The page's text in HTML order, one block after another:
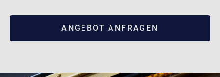
ANGEBOT ANFRAGEN